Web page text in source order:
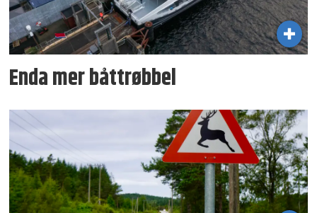
Enda mer båttrøbbel